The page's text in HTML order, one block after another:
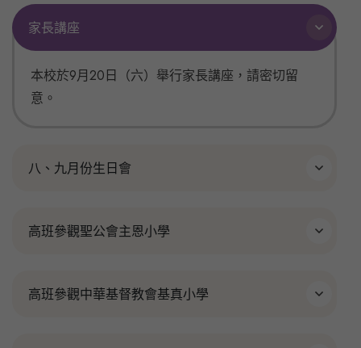
家長講座
本校於9月20日（六）舉行家長講座，請密切留
意。
八、九月份生日會
高班參觀聖公會主恩小學
高班參觀中華基督教會基真小學